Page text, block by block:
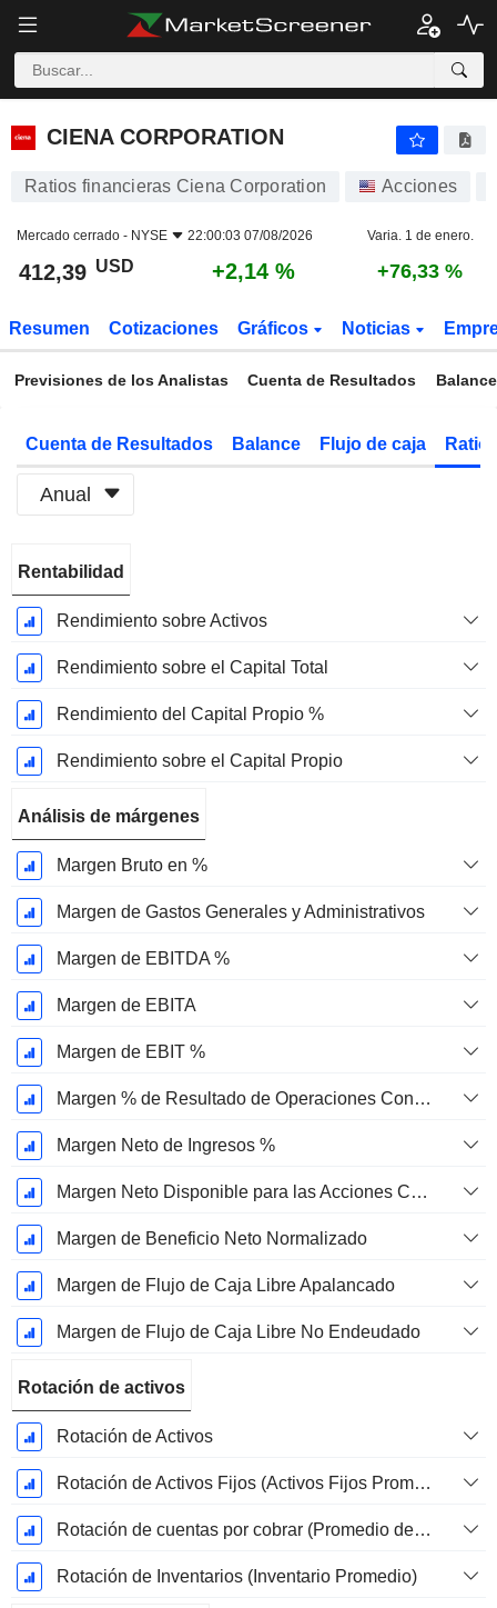
CIENA CORPORATION
CIENA CORPORATION
Ratios financieras Ciena Corporation Acciones
Mercado cerrado - NYSE 22:00:03 07/08/2026 Varia. 1 de enero.
412,39 USD +2,14 % +76,33 %
Resumen Cotizaciones Gráficos Noticias
Previsiones de los Analistas Cuenta de Resultados Balance
Cuenta de Resultados Balance Flujo de caja
Anual
fiscal:
Noviembre
Rentabilidad
Rendimiento sobre Activos
Rendimiento sobre el Capital Total
Rendimiento del Capital Propio %
Rendimiento sobre el Capital Propio
Análisis de márgenes
Margen Bruto en %
Margen de Gastos Generales y Administrativos
Margen de EBITDA %
Margen de EBITA
Margen de EBIT %
Margen % de Resultado de Operaciones Continuas
Margen Neto de Ingresos %
Margen Neto Disponible para las Acciones Comunes %
Margen de Beneficio Neto Normalizado
Margen de Flujo de Caja Libre Apalancado
Margen de Flujo de Caja Libre No Endeudado
Rotación de activos
Rotación de Activos
Rotación de Activos Fijos (Activos Fijos Promedio)
Rotación de cuentas por cobrar (Promedio de cuentas por cobrar)
Rotación de Inventarios (Inventario Promedio)